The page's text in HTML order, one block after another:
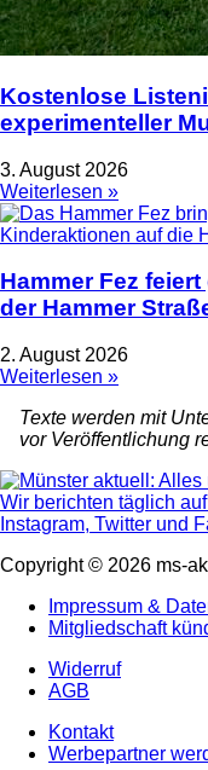
Kostenlose
experimenteller
3. August 2026
Weiterlesen »
Hammer Fez
der Hammer
2. August 2026
Weiterlesen »
Texte werden mit
vor Veröffentlichung
Copyright © 2026 ms-
Impressum &
Mitgliedschaft
Widerruf
AGB
Kontakt
Werbepartner